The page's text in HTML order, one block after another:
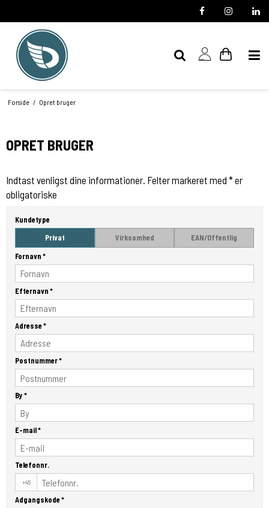
Forside / Opret bruger
OPRET BRUGER
Indtast venligst dine informationer. Felter markeret med * er
obligatoriske
Kundetype
Privat Virksomhed EAN/Offentlig
Fornavn *
Efternavn *
Adresse*
Postnummer*
By *
E-mail*
Telefonnr.
+45
Adgangskode*